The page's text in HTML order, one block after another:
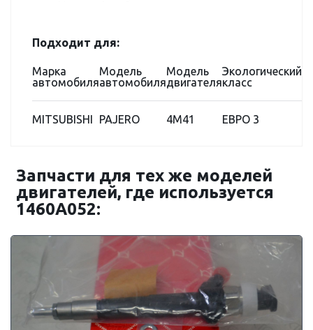
Подходит для:
Марка
автомобиля
Модель
автомобиля
Модель
двигателя
Экологический
класс
MITSUBISHI PAJERO 4M41 ЕВРО 3
Запчасти для тех же моделей
двигателей, где используется
1460A052: